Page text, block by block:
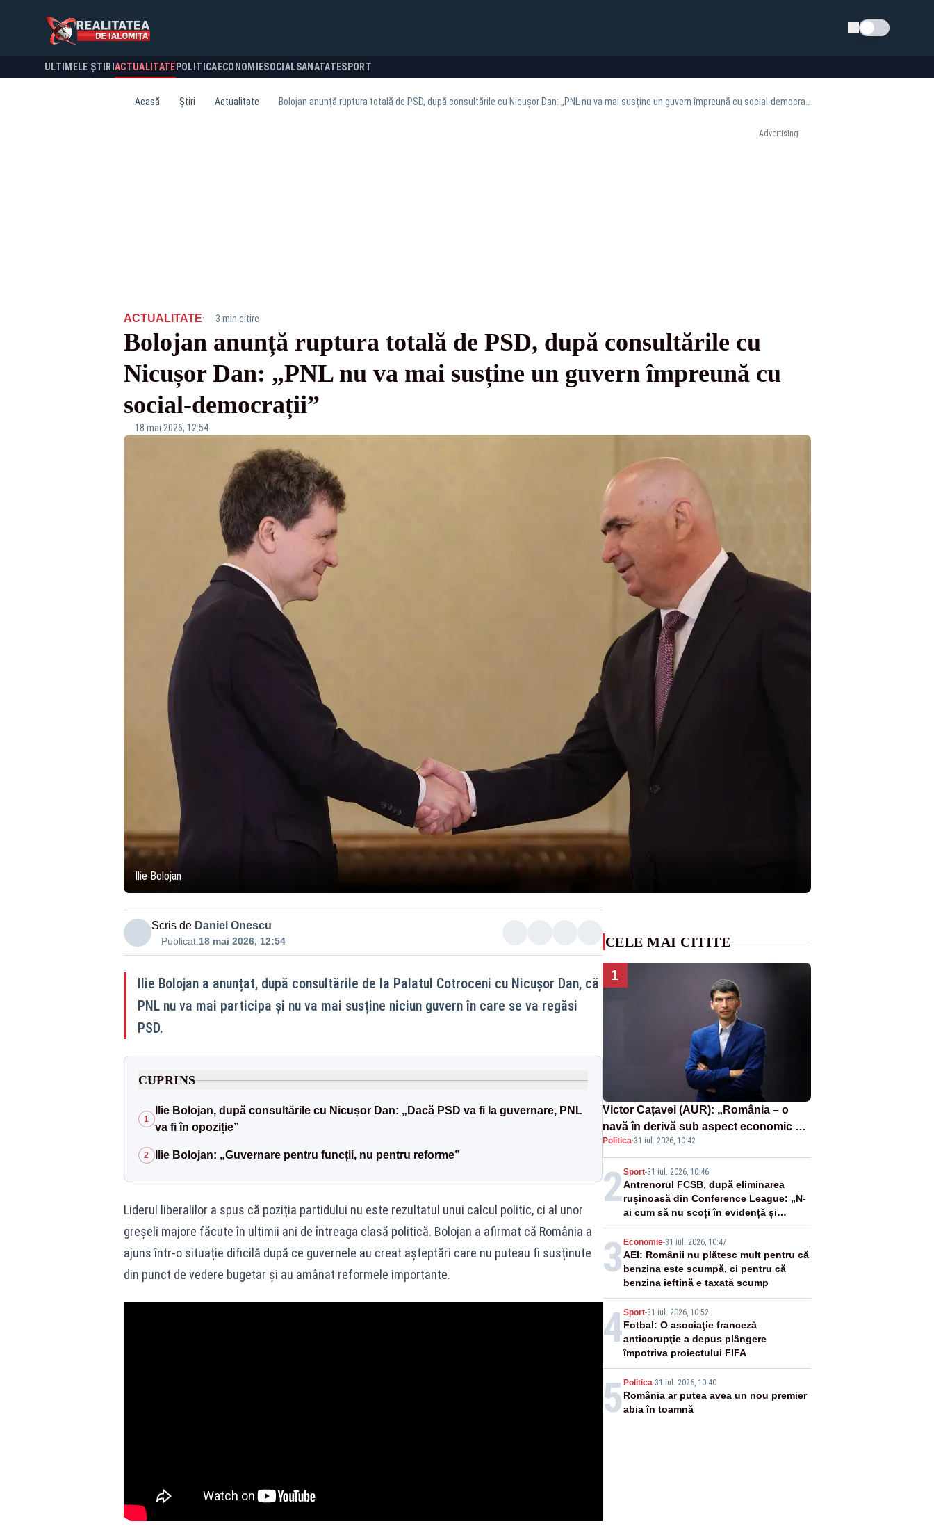
Schimba tema
ULTIMELE ȘTIRI ACTUALITATE POLITICA ECONOMIESOCIALSANATATESPORT
Acasă Știri Actualitate
Advertising
ACTUALITATE· 3 min citire
Bolojan anunță ruptura totală de PSD, după consultările cu
Nicușor Dan: „PNL nu va mai susține un guvern împreună cu
social-democrații”
18 mai 2026, 12:54
Ilie Bolojan
Scris de Daniel Onescu
Publicat:18 mai 2026, 12:54
Ilie Bolojan a anunțat, după consultările de la Palatul Cotroceni cu Nicușor Dan, că
PNL nu va mai participa și nu va mai susține niciun guvern în care se va regăsi
PSD.
CUPRINS
1
Ilie Bolojan, după consultările cu Nicușor Dan: „Dacă PSD va fi la guvernare, PNL
va fi în opoziție”
2 Ilie Bolojan: „Guvernare pentru funcții, nu pentru reforme”
Liderul liberalilor a spus că poziția partidului nu este rezultatul unui calcul politic, ci al unor
greșeli majore făcute în ultimii ani de întreaga clasă politică. Bolojan a afirmat că România a
ajuns într-o situație dificilă după ce guvernele au creat așteptări care nu puteau fi susținute
din punct de vedere bugetar și au amânat reformele importante.
CELE MAI CITITE
1
Victor Cațavei (AUR): „România – o
navă în derivă sub aspect economic –
ca și rezultat al guvernărilor din ultimii
36 de ani”
Politica·31 iul. 2026, 10:42
2Sport-31 iul. 2026, 10:46
Antrenorul FCSB, după eliminarea
rușinoasă din Conference League: „N-
ai cum să nu scoți în evidență și
lucrurile bune”
3 Economie-31 iul. 2026, 10:47
AEI: Românii nu plătesc mult pentru că
benzina este scumpă, ci pentru că
benzina ieftină e taxată scump
4Sport-31 iul. 2026, 10:52
Fotbal: O asociaţie franceză
anticorupţie a depus plângere
împotriva proiectului FIFA
5 Politica-31 iul. 2026, 10:40
România ar putea avea un nou premier
abia în toamnă